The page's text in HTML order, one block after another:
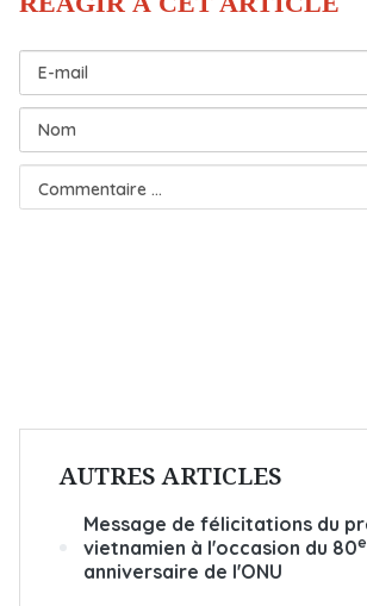
AUTRES ARTICLES
Message de félicitations du
vietnamien à l'occasion du 80e
anniversaire de l'ONU